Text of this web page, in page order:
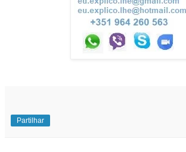
Partilhar